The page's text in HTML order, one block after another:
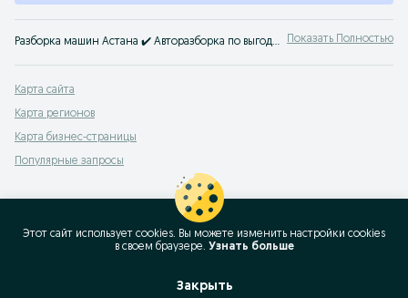
Разборка машин Астана ✔️ Авторазборка по выгодной цене ⭐ Сдать бу авто на шрот машины на OLX.kz! Показать Полностью
Карта сайта
Карта регионов
Карта бизнес-страницы
Популярные запросы
Этот сайт использует cookies. Вы можете изменить настройки cookies
в своeм браузере. Узнать больше
Закрыть